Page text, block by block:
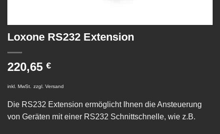
Loxone RS232 Extension
220,65 €
inkl. MwSt. zzgl. Versand
Die RS232 Extension ermöglicht Ihnen die Ansteuerung
von Geräten mit einer RS232 Schnittschnelle, wie z.B.